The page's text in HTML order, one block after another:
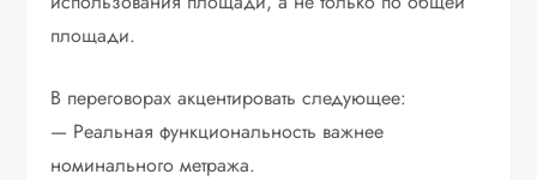
площади.
В переговорах акцентировать следующее:
— Реальная функциональность важнее
номинального метража.